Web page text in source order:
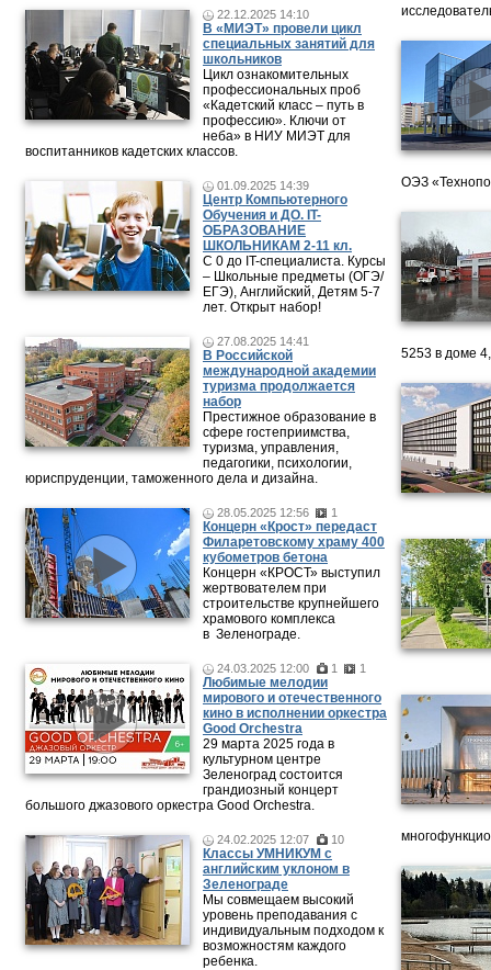
22.12.2025 14:10
В «МИЭТ» провели цикл
специальных занятий для
школьников
Цикл ознакомительных
профессиональных проб
«Кадетский класс – путь в
профессию». Ключи от
неба» в НИУ МИЭТ для
воспитанников кадетских классов.
01.09.2025 14:39
Центр Компьютерного
Обучения и ДО. IT-
ОБРАЗОВАНИЕ
ШКОЛЬНИКАМ 2-11 кл.
С 0 до IT-специалиста. Курсы
– Школьные предметы (ОГЭ/
ЕГЭ), Английский, Детям 5-7
лет. Открыт набор!
27.08.2025 14:41
В Российской
международной академии
туризма продолжается
набор
Престижное образование в
сфере гостеприимства,
туризма, управления,
педагогики, психологии,
юриспруденции, таможенного дела и дизайна.
28.05.2025 12:56 1
Концерн «Крост» передаст
Филаретовскому храму 400
кубометров бетона
Концерн «КРОСТ» выступил
жертвователем при
строительстве крупнейшего
храмового комплекса
в Зеленограде.
24.03.2025 12:00 1 1
Любимые мелодии
мирового и отечественного
кино в исполнении оркестра
Good Orchestra
29 марта 2025 года в
культурном центре
Зеленоград состоится
грандиозный концерт
большого джазового оркестра Good Orchestra.
24.02.2025 12:07 10
Классы УМНИКУМ с
английским уклоном в
Зеленограде
Мы совмещаем высокий
уровень преподавания с
индивидуальным подходом к
возможностям каждого
ребенка.
ОЭЗ
5253 в доме